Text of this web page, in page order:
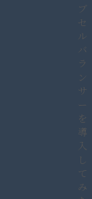
ブ
セ
ル
バ
ラ
ン
サ
ー
を
導
入
し
て
み